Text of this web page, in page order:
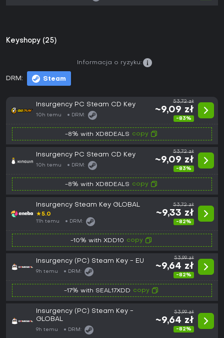
Keyshopy (25)
DRM: Steam
Informacja o ryzyku:
Insurgency PC Steam CD Key
10h temu DRM:
53,72 zł
~9,09 zł
-83%
-8% with XD8DEALS copy
Insurgency PC Steam CD Key
10h temu DRM:
53,72 zł
~9,09 zł
-83%
-8% with XD8DEALS copy
Insurgency Steam Key GLOBAL
★5.0
11h temu DRM:
53,72 zł
~9,33 zł
-82%
-10% with XDD10 copy
Insurgency (PC) Steam Key - EU
9h temu DRM:
53,99 zł
~9,64 zł
-82%
-17% with SEAL17XDD copy
Insurgency (PC) Steam Key -
GLOBAL
9h temu DRM:
53,99 zł
~9,64 zł
-82%